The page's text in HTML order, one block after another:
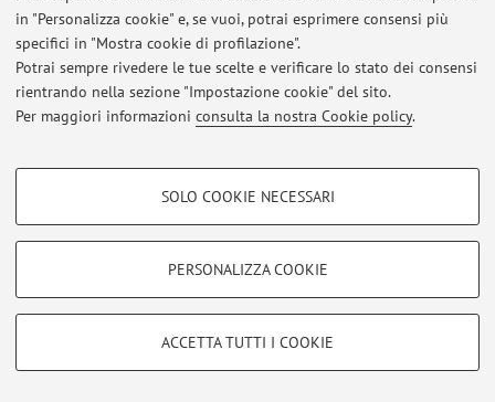
in "Personalizza cookie" e, se vuoi, potrai esprimere consensi più
specifici in "Mostra cookie di profilazione".
Potrai sempre rivedere le tue scelte e verificare lo stato dei consensi
rientrando nella sezione "Impostazione cookie" del sito.
Per maggiori informazioni consulta la nostra Cookie policy.
COOKIE DI PROFILAZIONE - FACOLTATIVI
COOKIE TECNICI - NECESSARI
Si tratta di cookie tecnici utilizzati, a titolo esemplificativo, per il corretto
SOLO COOKIE NECESSARI
PERSONALIZZA COOKIE
ACCETTA TUTTI I COOKIE
Al momento non sono presenti avvisi.
Area riservata
per gestire tutti i contenuti del sito.
© 2026 - ALMA MATER STUDIORUM - Università di Bologna - Via
Zamboni, 33 - 40126 Bologna - Partita IVA: 01131710376
Privacy|Note legali|Impostazioni Cookie